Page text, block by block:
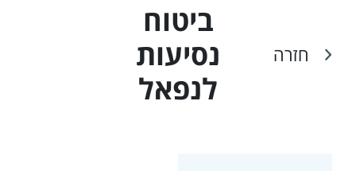
חזרה
ביטוח
נסיעות
לנפאל